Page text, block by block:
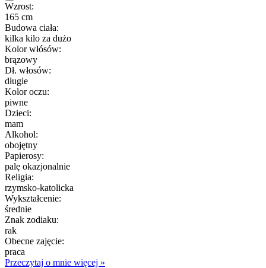
Wzrost:
165 cm
Budowa ciała:
kilka kilo za dużo
Kolor włósów:
brązowy
Dł. włosów:
długie
Kolor oczu:
piwne
Dzieci:
mam
Alkohol:
obojętny
Papierosy:
palę okazjonalnie
Religia:
rzymsko-katolicka
Wykształcenie:
średnie
Znak zodiaku:
rak
Obecne zajęcie:
praca
Przeczytaj o mnie więcej »